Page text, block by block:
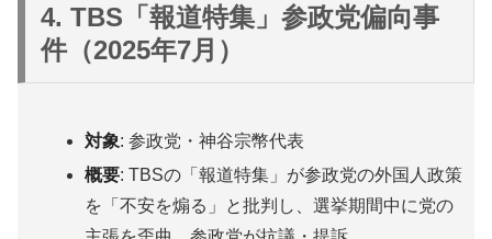
4. TBS「報道特集」参政党偏向事
件（2025年7月）
対象: 参政党・神谷宗幣代表
概要: TBSの「報道特集」が参政党の外国人政策
を「不安を煽る」と批判し、選挙期間中に党の